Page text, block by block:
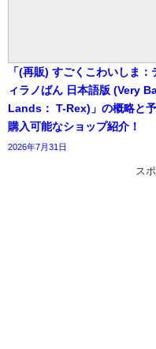
「(再販) すごくこわいしま：
ィラノばん 日本語版 (Very
Lands： T-Rex)」の概略と
購入可能なショップ紹介！
2026年7月31日
ス